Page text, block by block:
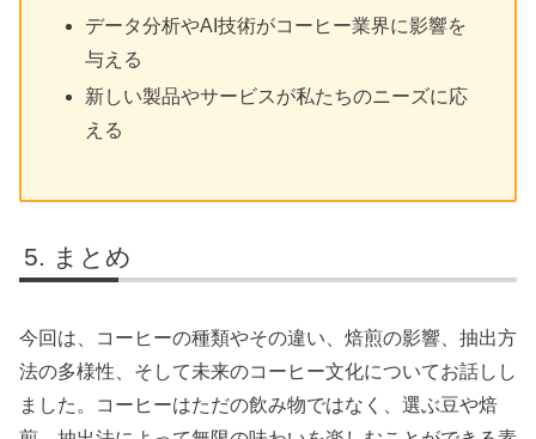
データ分析やAI技術がコーヒー業界に影響を
与える
新しい製品やサービスが私たちのニーズに応
える
まとめ
今回は、コーヒーの種類やその違い、焙煎の影響、抽出方
法の多様性、そして未来のコーヒー文化についてお話しし
ました。コーヒーはただの飲み物ではなく、選ぶ豆や焙